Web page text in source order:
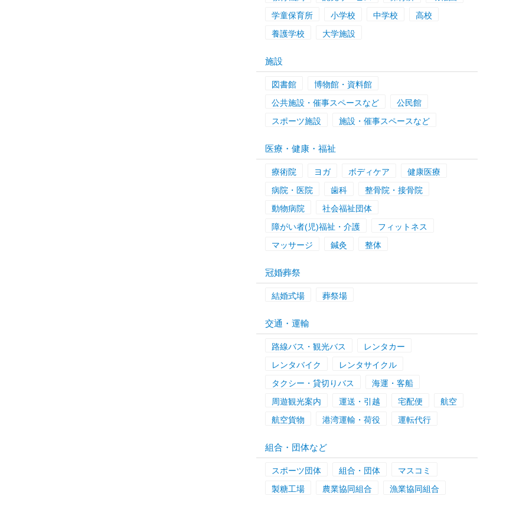
学童保育所
小学校 中学校
高校
養護学校
大学施設
施設
図書館
博物館・資料館
公共施設・催事スペースなど
公民館
スポーツ施設
施設・催事スペースなど
医療・健康・福祉
療術院 ヨガ ボディケア
健康医療
病院・医院
歯科
整骨院・接骨院
動物病院
社会福祉団体
障がい者(児)福祉・介護
フィットネス
マッサージ
鍼灸 整体
冠婚葬祭
結婚式場 葬祭場
交通・運輸
路線バス・観光バス
レンタカー
レンタバイク
レンタサイクル
タクシー・貸切りバス
海運・客船
周遊観光案内
運送・引越 宅配便
航空
航空貨物
港湾運輸・荷役 運転代行
組合・団体など
スポーツ団体 組合・団体
マスコミ
製糖工場
農業協同組合 漁業協同組合